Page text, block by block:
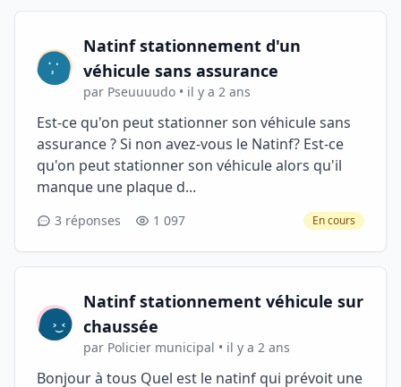
Natinf stationnement d'un
véhicule sans assurance
par Pseuuuudo • il y a 2 ans
Est-ce qu'on peut stationner son véhicule sans
assurance ? Si non avez-vous le Natinf? Est-ce
qu'on peut stationner son véhicule alors qu'il
manque une plaque d...
3 réponses 1 097 En cours
Natinf stationnement véhicule sur
chaussée
par Policier municipal • il y a 2 ans
Bonjour à tous Quel est le natinf qui prévoit une